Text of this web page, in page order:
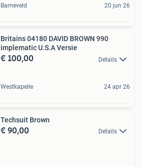
Barneveld 20 jun 26
Britains 04180 DAVID BROWN 990
implematic U.S.A Versie
€ 100,00 Details
Westkapelle 24 apr 26
Techsuit Brown
€ 90,00 Details